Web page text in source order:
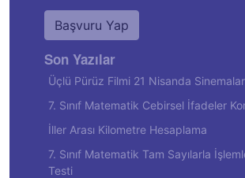
Başvuru Yap
Son Yazılar
Üçlü Pürüz Filmi 21 Nisanda
7. Sınıf Matematik Cebirsel İfadeler
İller Arası Kilometre Hesaplama
7. Sınıf Matematik Tam Sayılarla
Testi